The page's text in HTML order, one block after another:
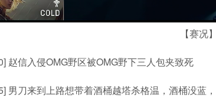
【赛况】
赵信入侵OMG野区被OMG野下三人包夹致死
男刀来到上路想带着酒桶越塔杀格温，酒桶没蓝